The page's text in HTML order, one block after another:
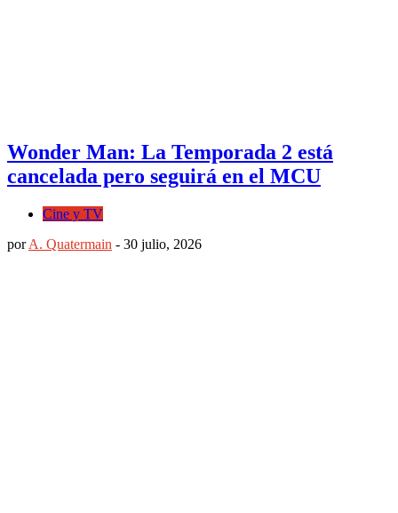
Wonder Man: La Temporada 2 está
cancelada pero seguirá en el MCU
Cine y TV
porA. Quatermain - 30 julio, 2026